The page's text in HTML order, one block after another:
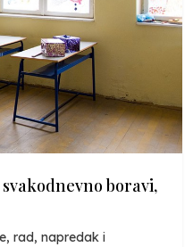
boravi,
rad, napredak i